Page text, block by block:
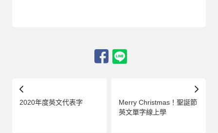
2020年度英文代表字
Merry Christmas！聖誕節
英文單字線上學